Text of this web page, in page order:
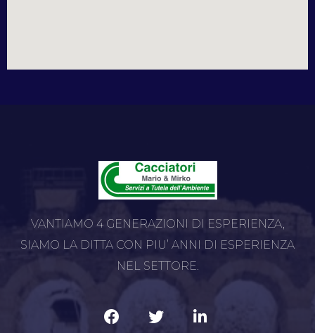
VANTIAMO 4 GENERAZIONI DI ESPERIENZA,
SIAMO LA DITTA CON PIU’ ANNI DI ESPERIENZA
NEL SETTORE.